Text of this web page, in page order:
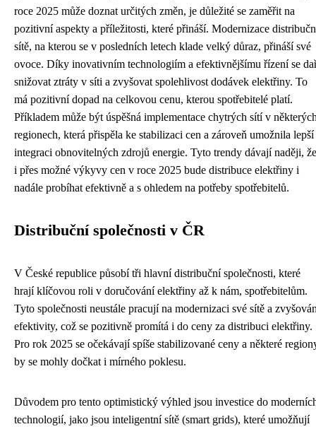
roce 2025 může doznat určitých změn, je důležité se zaměřit na
pozitivní aspekty a příležitosti, které přináší. Modernizace
sítě, na kterou se v posledních letech klade velký důraz, přináší své
ovoce. Díky inovativním technologiím a efektivnějšímu řízení se
snižovat ztráty v síti a zvyšovat spolehlivost dodávek elektřiny. To
má pozitivní dopad na celkovou cenu, kterou spotřebitelé platí.
Příkladem může být úspěšná implementace chytrých sítí v
regionech, která přispěla ke stabilizaci cen a zároveň umožnila lepší
integraci obnovitelných zdrojů energie. Tyto trendy dávají naději, že
i přes možné výkyvy cen v roce 2025 bude distribuce elektřiny i
nadále probíhat efektivně a s ohledem na potřeby spotřebitelů.
Distribuční společnosti v ČR
V České republice působí tři hlavní distribuční společnosti, které
hrají klíčovou roli v doručování elektřiny až k nám, spotřebitelům.
Tyto společnosti neustále pracují na modernizaci své sítě a
efektivity, což se pozitivně promítá i do ceny za distribuci elektřiny.
Pro rok 2025 se očekávají spíše stabilizované ceny a některé
by se mohly dočkat i mírného poklesu.
Důvodem pro tento optimistický výhled jsou investice do
technologií, jako jsou inteligentní sítě (smart grids), které umožňují